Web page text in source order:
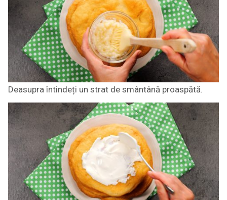
Deasupra întindeți un strat de smântână proaspătă.